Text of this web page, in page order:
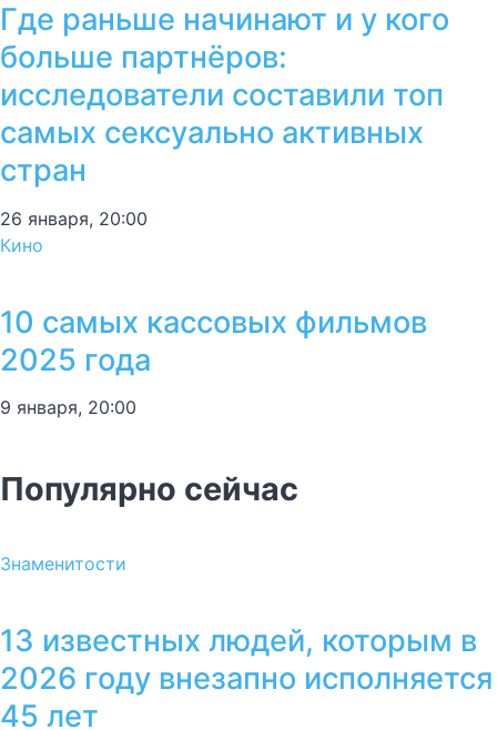
Где раньше начинают и у кого
больше партнёров:
исследователи составили топ
самых сексуально активных
стран
26 января, 20:00
Кино
10 самых кассовых фильмов
2025 года
9 января, 20:00
Популярно сейчас
Знаменитости
13 известных людей, которым в
2026 году внезапно исполняется
45 лет